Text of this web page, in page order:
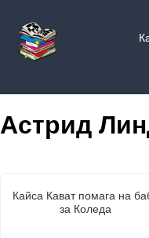
Астрид
Кайса Кават помага на
за Коледа